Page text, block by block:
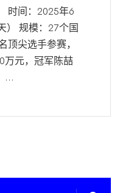
时间：2025年6
） 规模：27个国
顶尖选手参赛，
万元，冠军陈喆
...